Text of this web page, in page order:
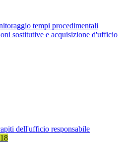
tempi procedimentali
sostitutive e acquisizione d'ufficio
dell'ufficio responsabile